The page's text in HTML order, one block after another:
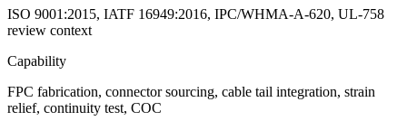
ISO 9001:2015, IATF 16949:2016, IPC/WHMA-A-620, UL-758
review context
Capability
FPC fabrication, connector sourcing, cable tail integration, strain
relief, continuity test, COC